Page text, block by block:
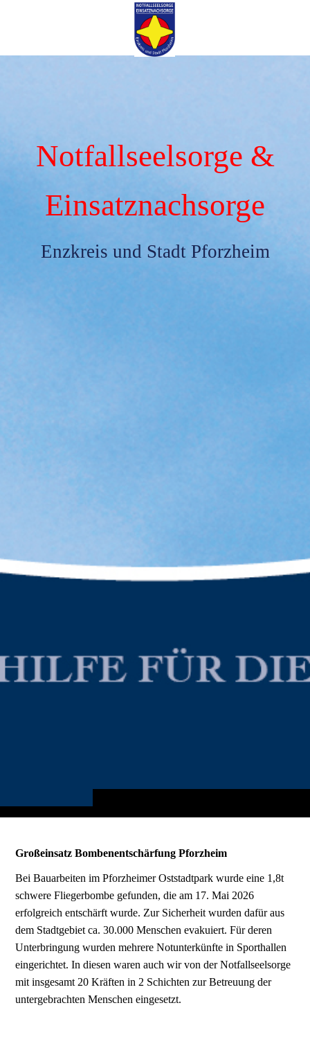
Notfallseelsorge &
Einsatznachsorge
Enzkreis und Stadt Pforzheim
Großeinsatz Bombenentschärfung Pforzheim
Bei Bauarbeiten im Pforzheimer Oststadtpark wurde eine 1,8t
schwere Fliegerbombe gefunden, die am 17. Mai 2026
erfolgreich entschärft wurde. Zur Sicherheit wurden dafür aus
dem Stadtgebiet ca. 30.000 Menschen evakuiert. Für deren
Unterbringung wurden mehrere Notunterkünfte in Sporthallen
eingerichtet. In diesen waren auch wir von der Notfallseelsorge
mit insgesamt 20 Kräften in 2 Schichten zur Betreuung der
untergebrachten Menschen eingesetzt.